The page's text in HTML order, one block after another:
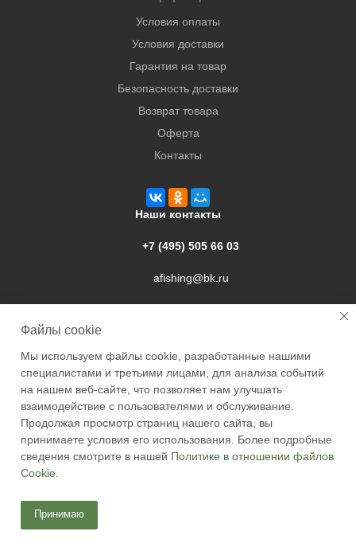
Условия оплаты
Условия доставки
Гарантия на товар
Безопасность доставки
Возврат товара
Оферта
Контакты
Наши контакты
+7 (495) 505 66 03
afishing@bk.ru
2026 © Academyfishing - продажа товаров для рыбалки по
Москве и России
Файлы cookie
Мы используем файлы cookie, разработанные нашими
специалистами и третьими лицами, для анализа событий
на нашем веб-сайте, что позволяет нам улучшать
взаимодействие с пользователями и обслуживание.
Продолжая просмотр страниц нашего сайта, вы
принимаете условия его использования. Более подробные
сведения смотрите в нашей Политике в отношении файлов
Cookie
Принимаю